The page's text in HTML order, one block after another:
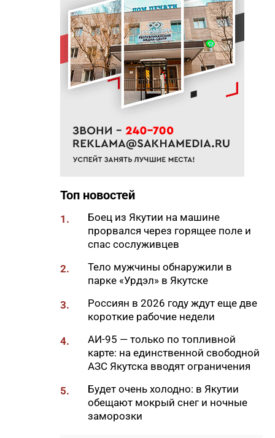
10:21
Определен порядок партий в
бюллетене на выборах в
Госдуму
10:09
График и адреса
коммунальных отключений в
Якутске на 6 августа
Завершен ремонт участка
районе
09:30
Преподаватель
тренеров по культуре
70 лет созидания: как
менялась строительная
отрасль России
В Верхневилюйском районе
мужчина
высоту: как здания выросли
до 16 этажей на вечной
мерзлоте
08:46
Россияне смогут вносить
наличные через банкоматы
других банков с 1 октября
Топ новостей
1.
Боец из Якутии на машине
прорвался через горящее поле и
спас сослуживцев
2.
Тело мужчины обнаружили в
парке «Урдэл» в Якутске
3.
Россиян в 2026 году ждут еще две
короткие рабочие недели
4.
АИ-95 — только по топливной
карте: на единственной свободной
АЗС Якутска вводят ограничения
5.
Будет очень холодно: в Якутии
обещают мокрый снег и ночные
заморозки